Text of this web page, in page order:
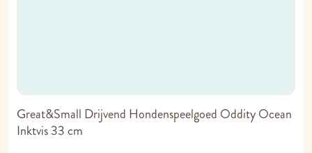
Great&Small Drijvend Hondenspeelgoed Oddity Ocean
Inktvis 33 cm